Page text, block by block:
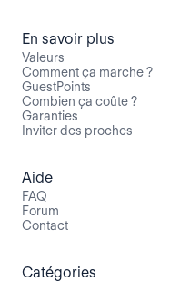
En savoir plus
Valeurs
Comment ça marche ?
GuestPoints
Combien ça coûte ?
Garanties
Inviter des proches
Aide
FAQ
Forum
Contact
Catégories